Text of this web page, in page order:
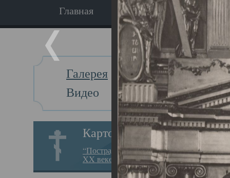
Главная Экскурсия
Галерея
Видео
Картотека
“Пострадавшие за веру в
XX веке на Севере”
Главная